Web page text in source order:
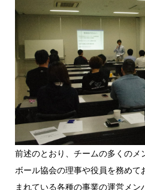
前述のとおり、チームの多くのメ
ボール協会の理事や役員を務めて
まれている各種の事業の運営メン